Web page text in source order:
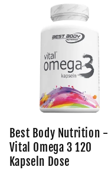
Best Body Nutrition -
Vital Omega 3 120
Kapseln Dose